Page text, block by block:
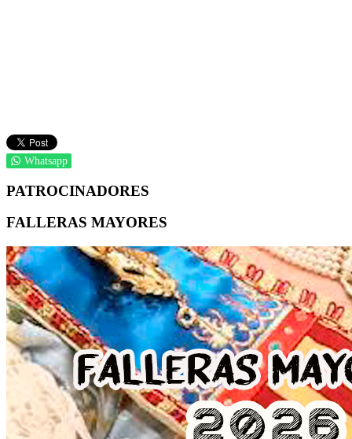
Whatsapp
PATROCINADORES
FALLERAS MAYORES